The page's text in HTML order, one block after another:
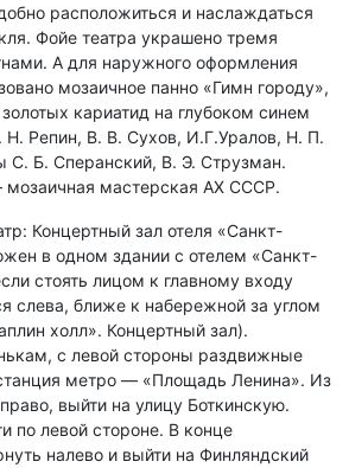
расположиться и наслаждаться
Фойе театра украшено тремя
А для наружного оформления
мозаичное панно «Гимн городу»,
кариатид на глубоком синем
Репин, В. В. Сухов, И.Г.Уралов, Н. П.
С. Б. Сперанский, В. Э. Струзман.
мастерская АХ СССР.
Концертный зал отеля «Санкт-
в одном здании с отелем «Санкт-
стоять лицом к главному входу
слева, ближе к набережной за углом
холл». Концертный зал).
с левой стороны раздвижные
метро — «Площадь Ленина». Из
выйти на улицу Боткинскую.
по левой стороне. В конце
налево и выйти на Финляндский